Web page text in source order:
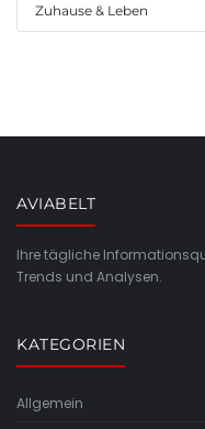
Zuhause & Leben
AVIABELT
Ihre tägliche
Trends und Analysen.
KATEGORIEN
Allgemein